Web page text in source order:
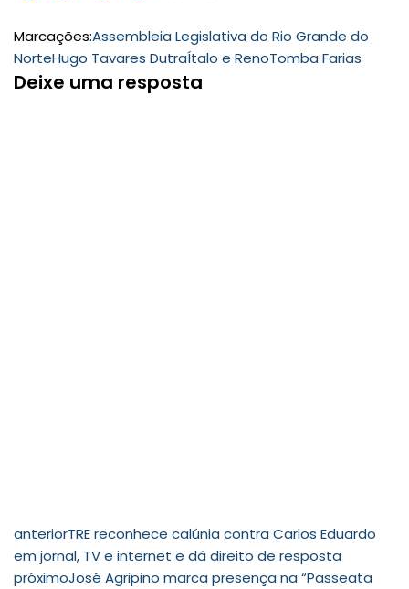
Marcações:Assembleia Legislativa do Rio Grande do
NorteHugo Tavares DutraÍtalo e RenoTomba Farias
Deixe uma resposta
anteriorTRE reconhece calúnia contra Carlos Eduardo
em jornal, TV e internet e dá direito de resposta
próximoJosé Agripino marca presença na “Passeata